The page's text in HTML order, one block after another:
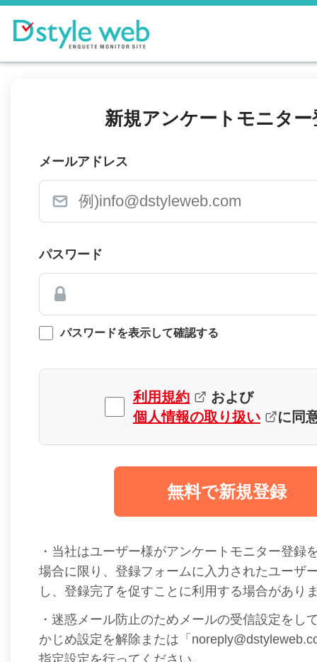
新規アンケートモニター
メールアドレス
パスワード
パスワードを表示して確認する
利用規約
および
個人情報の取り扱い
に同
無料で新規登録
・当社はユーザー様がアンケートモニター登録
場合に限り、登録フォームに入力されたユーザ
し、登録完了を促すことに利用する場合があり
・迷惑メール防止のためメールの受信設定をし
かじめ設定を解除または「
指定設定を行ってください。